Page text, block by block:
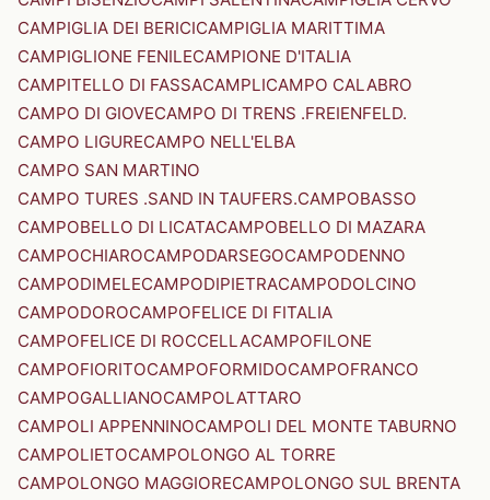
CAMPIGLIA DEI BERICICAMPIGLIA MARITTIMA
CAMPIGLIONE FENILECAMPIONE D'ITALIA
CAMPITELLO DI FASSACAMPLICAMPO CALABRO
CAMPO DI GIOVECAMPO DI TRENS .FREIENFELD.
CAMPO LIGURECAMPO NELL'ELBA
CAMPO SAN MARTINO
CAMPO TURES .SAND IN TAUFERS.CAMPOBASSO
CAMPOBELLO DI LICATACAMPOBELLO DI MAZARA
CAMPOCHIAROCAMPODARSEGOCAMPODENNO
CAMPODIMELECAMPODIPIETRACAMPODOLCINO
CAMPODOROCAMPOFELICE DI FITALIA
CAMPOFELICE DI ROCCELLACAMPOFILONE
CAMPOFIORITOCAMPOFORMIDOCAMPOFRANCO
CAMPOGALLIANOCAMPOLATTARO
CAMPOLI APPENNINOCAMPOLI DEL MONTE TABURNO
CAMPOLIETOCAMPOLONGO AL TORRE
CAMPOLONGO MAGGIORECAMPOLONGO SUL BRENTA